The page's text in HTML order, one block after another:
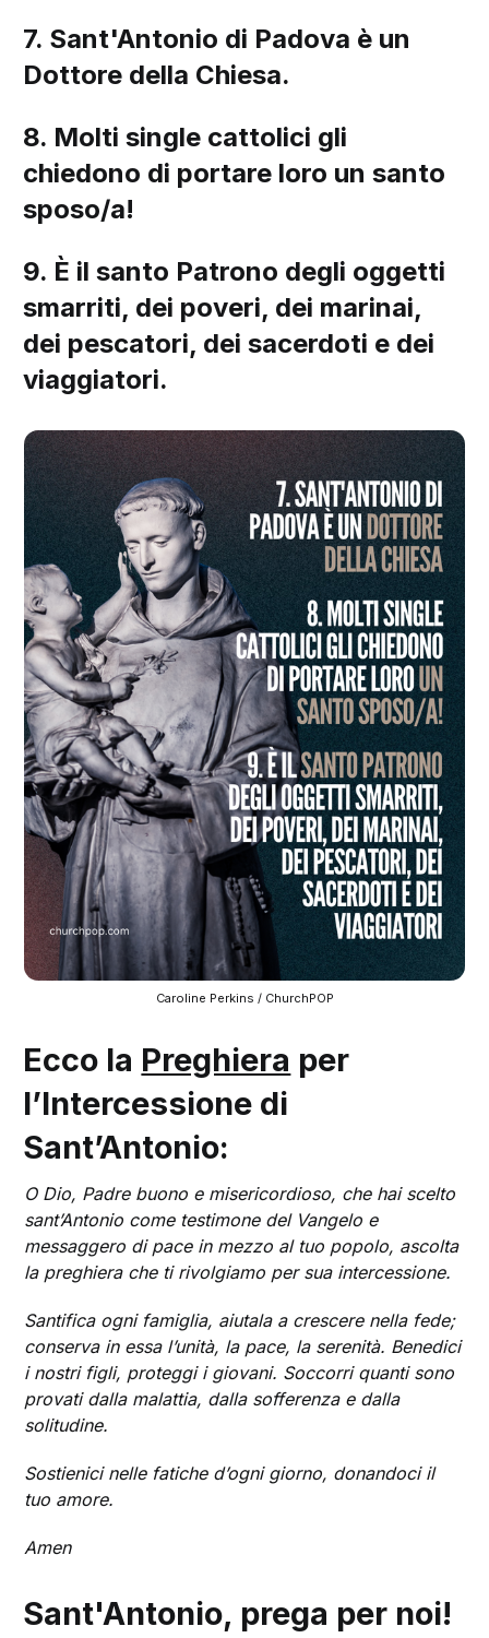
7. Sant'Antonio di Padova è un
Dottore della Chiesa.
8. Molti single cattolici gli
chiedono di portare loro un santo
sposo/a!
9. È il santo Patrono degli oggetti
smarriti, dei poveri, dei marinai,
dei pescatori, dei sacerdoti e dei
viaggiatori.
Caroline Perkins / ChurchPOP
Ecco la Preghiera per
l’Intercessione di
Sant’Antonio:
O Dio, Padre buono e misericordioso, che hai scelto
sant’Antonio come testimone del Vangelo e
messaggero di pace in mezzo al tuo popolo, ascolta
la preghiera che ti rivolgiamo per sua intercessione.
Santifica ogni famiglia, aiutala a crescere nella fede;
conserva in essa l’unità, la pace, la serenità. Benedici
i nostri figli, proteggi i giovani. Soccorri quanti sono
provati dalla malattia, dalla sofferenza e dalla
solitudine.
Sostienici nelle fatiche d’ogni giorno, donandoci il
tuo amore.
Amen
Sant'Antonio, prega per noi!